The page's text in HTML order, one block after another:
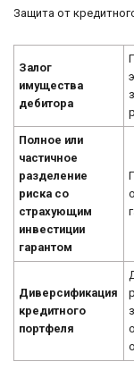
Защита от
Залог
имущества
дебитора
Полное или
частичное
разделение
риска со
страхующим
инвестиции
гарантом
Диверсификация
кредитного
портфеля